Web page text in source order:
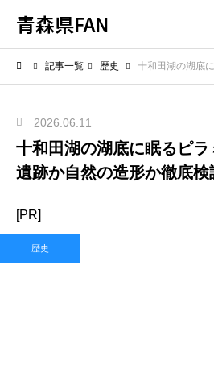
青森県FAN
記事一覧 歴史 十和田湖の湖底に眠るピラ
2026.06.11
十和田湖の湖底に眠るピ
遺跡か自然の造形か徹底検
[PR]
歴史